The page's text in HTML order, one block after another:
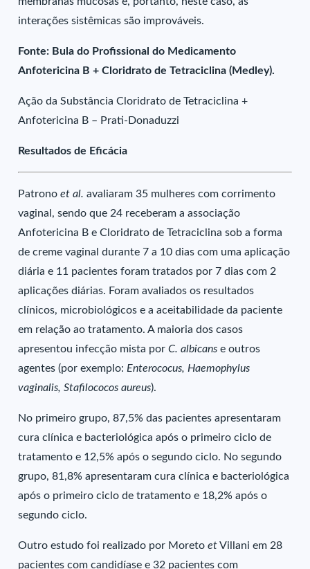
interações sistêmicas são improváveis.
Fonte: Bula do Profissional do Medicamento
Anfotericina B + Cloridrato de Tetraciclina (Medley).
Ação da Substância Cloridrato de Tetraciclina +
Anfotericina B – Prati-Donaduzzi
Resultados de Eficácia
Patronoet al.avaliaram 35 mulheres com corrimento
vaginal, sendo que 24 receberam a associação
Anfotericina B e Cloridrato de Tetraciclina sob a forma
de creme vaginal durante 7 a 10 dias com uma aplicação
diária e 11 pacientes foram tratados por 7 dias com 2
aplicações diárias. Foram avaliados os resultados
clínicos, microbiológicos e a aceitabilidade da paciente
em relação ao tratamento. A maioria dos casos
apresentou infecção mista porC. albicans e outros
agentes (por exemplo: Enterococus, Haemophylus
vaginalis, Stafilococos aureus).
No primeiro grupo, 87,5% das pacientes apresentaram
cura clínica e bacteriológica após o primeiro ciclo de
tratamento e 12,5% após o segundo ciclo. No segundo
grupo, 81,8% apresentaram cura clínica e bacteriológica
após o primeiro ciclo de tratamento e 18,2% após o
segundo ciclo.
Outro estudo foi realizado por MoretoetVillani em 28
pacientes com candidíase e 32 pacientes com